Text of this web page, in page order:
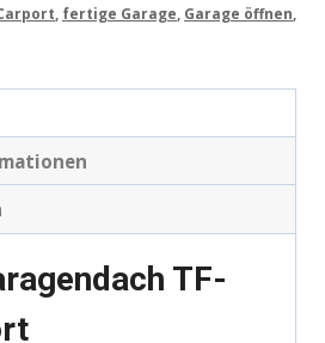
fertige Garage Garage öffnen
TF-